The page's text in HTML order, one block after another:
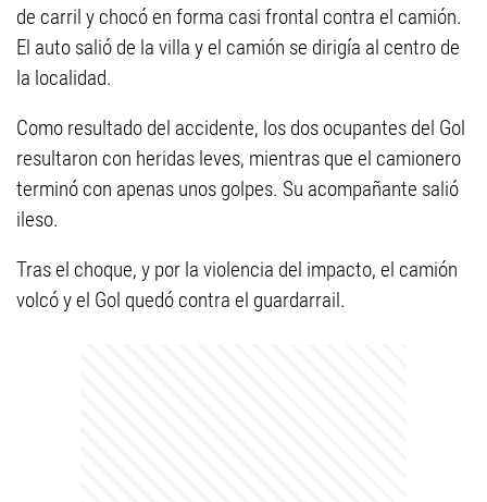
de carril y chocó en forma casi frontal contra el camión.
El auto salió de la villa y el camión se dirigía al centro de
la localidad.
Como resultado del accidente, los dos ocupantes del Gol
resultaron con heridas leves, mientras que el camionero
terminó con apenas unos golpes. Su acompañante salió
ileso.
Tras el choque, y por la violencia del impacto, el camión
volcó y el Gol quedó contra el guardarrail.